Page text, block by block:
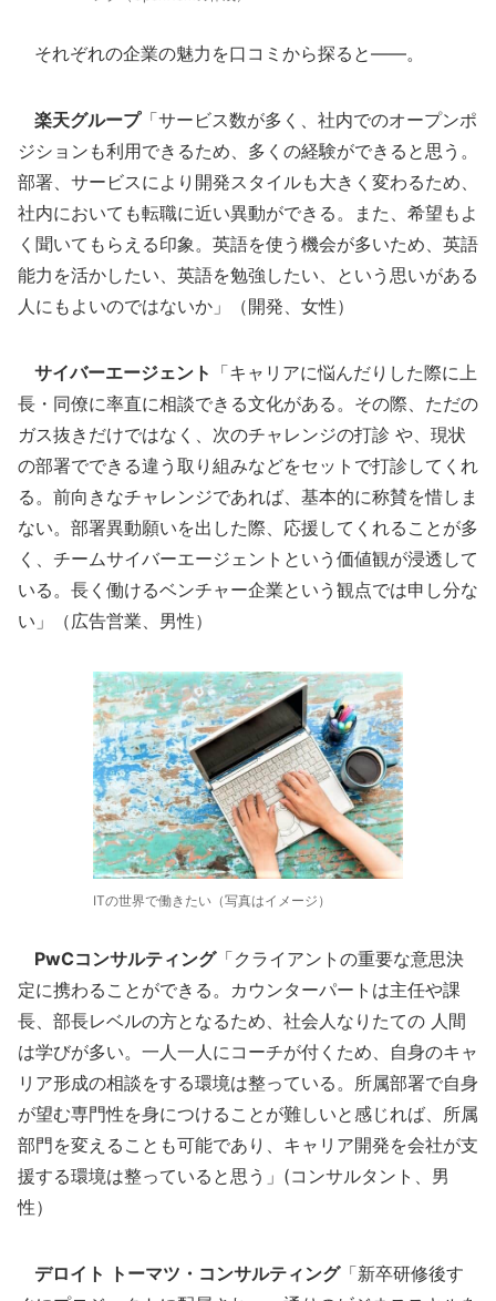
それぞれの企業の魅力を口コミから探ると――。
楽天グループ「サービス数が多く、社内でのオープンポ
ジションも利用できるため、多くの経験ができると思う。
部署、サービスにより開発スタイルも大きく変わるため、
社内においても転職に近い異動ができる。また、希望もよ
く聞いてもらえる印象。英語を使う機会が多いため、英語
能力を活かしたい、英語を勉強したい、という思いがある
人にもよいのではないか」（開発、女性）
サイバーエージェント 「キャリアに悩んだりした際に上
長・同僚に率直に相談できる文化がある。その際、ただの
ガス抜きだけではなく、次のチャレンジの打診 や、現状
の部署でできる違う取り組みなどをセットで打診してくれ
る。前向きなチャレンジであれば、基本的に称賛を惜しま
ない。部署異動願いを出した際、応援してくれることが多
く、チームサイバーエージェントという価値観が浸透して
いる。長く働けるベンチャー企業という観点では申し分な
い」（広告営業、男性）
ITの世界で働きたい（写真はイメージ）
PwCコンサルティング「クライアントの重要な意思決
定に携わることができる。カウンターパートは主任や課
長、部長レベルの方となるため、社会人なりたての 人間
は学びが多い。一人一人にコーチが付くため、自身のキャ
リア形成の相談をする環境は整っている。所属部署で自身
が望む専門性を身につけることが難しいと感じれば、所属
部門を変えることも可能であり、キャリア開発を会社が支
援する環境は整っていると思う」(コンサルタント、男
性）
デロイト トーマツ・コンサルティング「新卒研修後す